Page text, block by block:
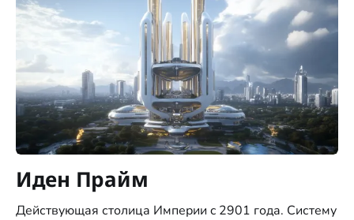
Иден Прайм
Действующая столица Империи c 2901 года. Систему